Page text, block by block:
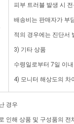
피부 트러블 발생 시
배송비는 판매자가 부
적의 경우에는 진단서
3) 기타 상품
수령일로부터 7일 이
4) 모니터 해상도의 차
경우
인해 상품 및 구성품의